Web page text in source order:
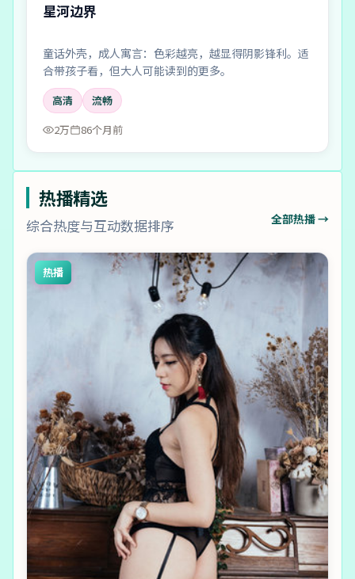
星河边界
童话外壳，成人寓言：色彩越亮，越显得阴影锋利。适
合带孩子看，但大人可能读到的更多。
高清
流畅
2万
86个月前
热播精选
综合热度与互动数据排序 全部热播 →
热播